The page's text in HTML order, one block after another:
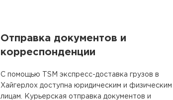
Отправка документов и
корреспонденции
С помощью TSM экспресс-доставка грузов в
Хайгерлох доступна юридическим и физическим
лицам. Курьерская отправка документов и